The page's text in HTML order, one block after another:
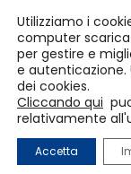
Utilizziamo i
computer
per gestire e
e autenticazione.
dei cookies.
Cliccando qui
relativamente
Accetta